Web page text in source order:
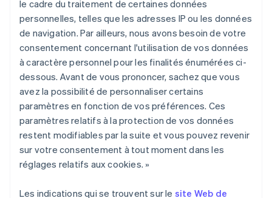
le cadre du traitement de certaines données
personnelles, telles que les adresses IP ou les données
de navigation. Par ailleurs, nous avons besoin de votre
consentement concernant l'utilisation de vos données
à caractère personnel pour les finalités énumérées ci-
dessous. Avant de vous prononcer, sachez que vous
avez la possibilité de personnaliser certains
paramètres en fonction de vos préférences. Ces
paramètres relatifs à la protection de vos données
restent modifiables par la suite et vous pouvez revenir
sur votre consentement à tout moment dans les
réglages relatifs aux cookies. »
Les indications qui se trouvent sur le site Web de